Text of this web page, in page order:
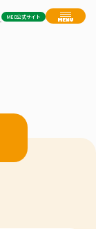
MED公式サイト